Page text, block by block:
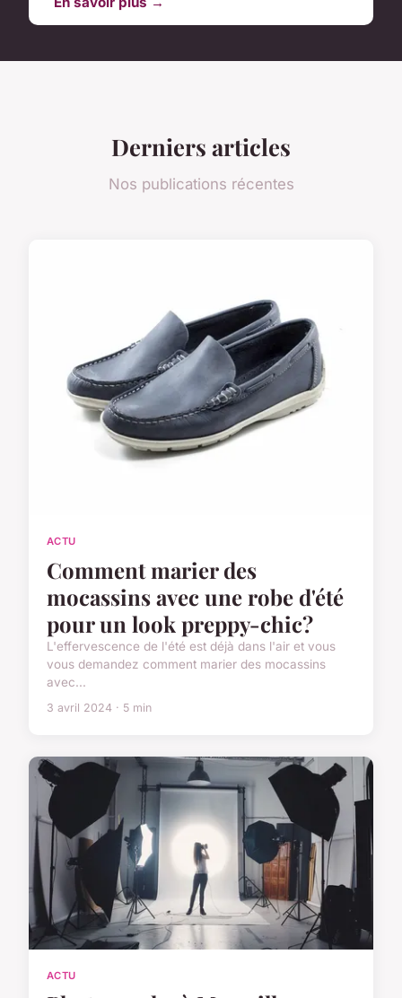
Derniers articles
Nos publications récentes
ACTU
Comment marier des
mocassins avec une robe d'été
pour un look preppy-chic?
L'effervescence de l'été est déjà dans l'air et vous
vous demandez comment marier des mocassins
avec...
3 avril 2024 · 5 min
ACTU